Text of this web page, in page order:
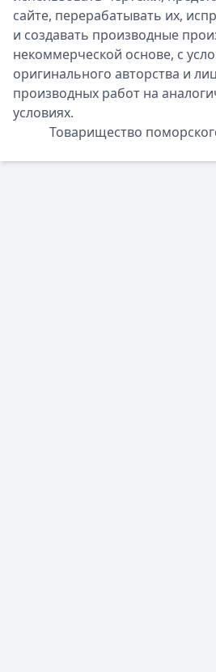
сайте, перерабатывать их,
и создавать производные
некоммерческой основе, с
оригинального авторства и
производных работ на
условиях.
Товарищество